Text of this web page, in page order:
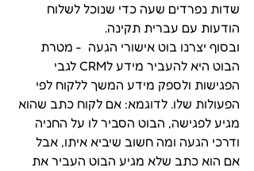
שדות נפרדים שעה כדי שנוכל לשלוח
הודעות עם עברית תקינה.
ובסוף יצרנו בוט אישורי הגעה  - מטרת
הבוט היא להעביר מידע לCRM לגבי
הפגישות ולספק מידע המשך ללקוח לפי
הפעולות שלו. לדוגמא: אם לקוח כתב שהוא
מגיע לפגישה, הבוט הסביר לו על החניה
ודרכי הגעה ומה חשוב שיביא איתו, אבל
אם הוא כתב שלא מגיע הבוט העביר את